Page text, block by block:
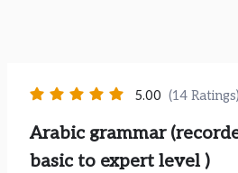
5.00 (14 Ratings)
Arabic grammar
basic to expert level )